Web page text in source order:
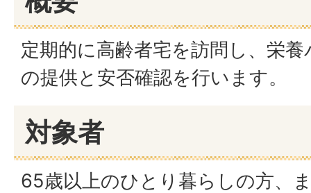
定期的に高齢者宅を訪問し、栄
の提供と安否確認を行います。
対象者
65歳以上のひとり暮らしの方、